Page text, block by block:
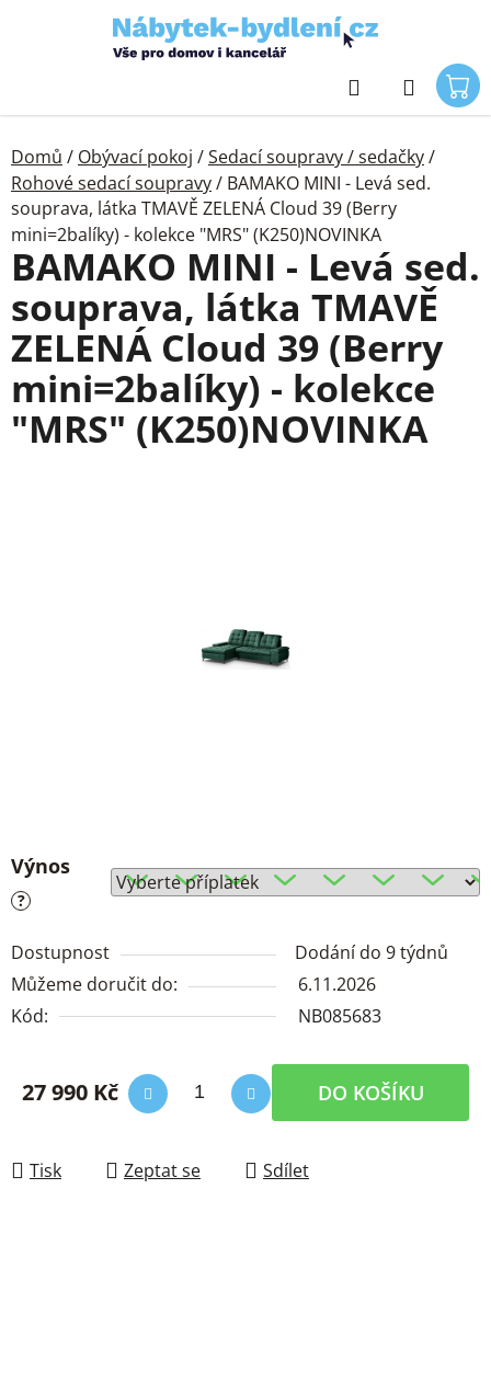
Hledat
Domů / Obývací pokoj /Sedací soupravy / sedačky/
Rohové sedací soupravy/ BAMAKO MINI - Levá sed.
souprava, látka TMAVĚ ZELENÁ Cloud 39 (Berry
mini=2balíky) - kolekce "MRS" (K250)NOVINKA
Výnos
?
Dostupnost
Dodání do 9 týdnů
Můžeme doručit do:
6.11.2026
Kód:
NB085683
27 990 Kč DO KOŠÍKU
Tisk Zeptat se Sdílet
BAMAKO MINI - Levá sed.
souprava, látka TMAVĚ
ZELENÁ Cloud 39 (Berry
mini=2balíky) - kolekce
"MRS" (K250)NOVINKA